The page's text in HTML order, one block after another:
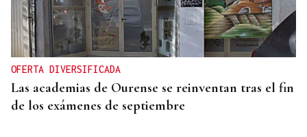
OFERTA DIVERSIFICADA
Las academias de Ourense se reinventan tras el fin
de los exámenes de septiembre